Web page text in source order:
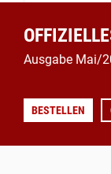
Ausgabe Mai/
BESTELLEN